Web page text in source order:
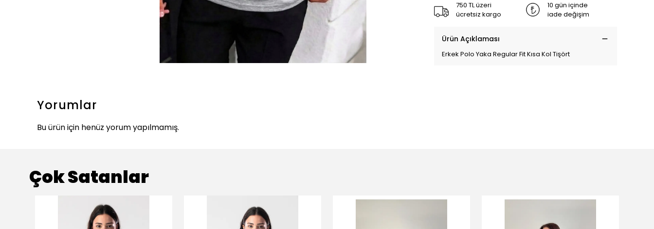
750 TL üzeri
ücretsiz kargo
10 gün içinde
iade değişim
Ürün Açıklaması
Erkek Polo Yaka Regular Fit Kısa Kol Tişört
Yorumlar
Bu ürün için henüz yorum yapılmamış.
Çok Satanlar